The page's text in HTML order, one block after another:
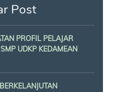
Post
PROFIL PELAJAR
UDKP KEDAMEAN